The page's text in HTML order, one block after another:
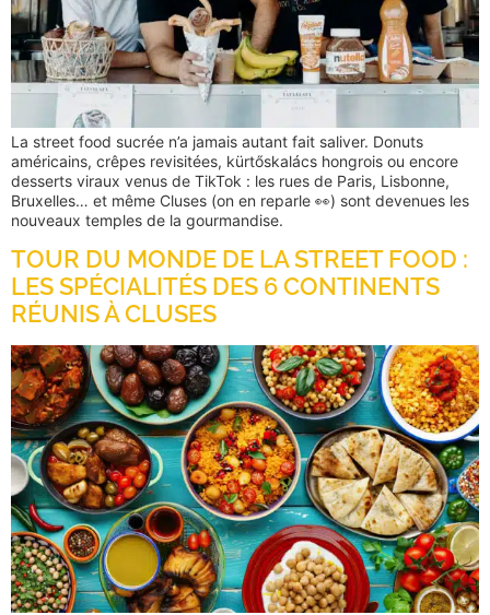
La street food sucrée n’a jamais autant fait saliver. Donuts
américains, crêpes revisitées, kürtőskalács hongrois ou encore
desserts viraux venus de TikTok : les rues de Paris, Lisbonne,
Bruxelles… et même Cluses (on en reparle 👀) sont devenues les
nouveaux temples de la gourmandise.
TOUR DU MONDE DE LA STREET FOOD :
LES SPÉCIALITÉS DES 6 CONTINENTS
RÉUNIS À CLUSES